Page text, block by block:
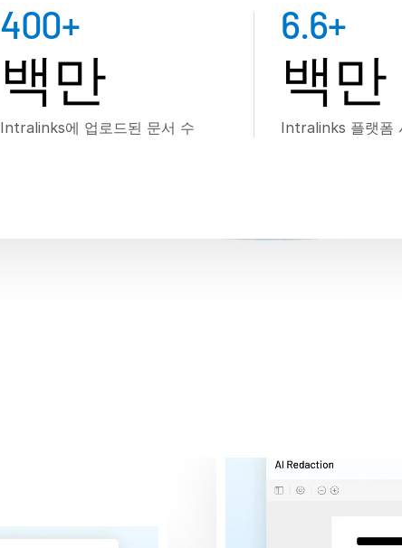
400+
백만
Intralinks에 업로드된 문서 수
6.6+
백만
Intralinks 플랫폼